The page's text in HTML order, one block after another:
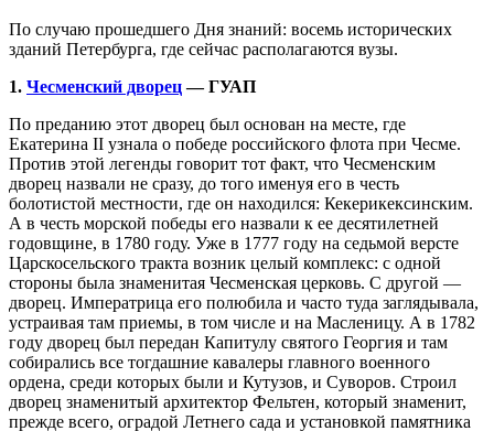
По случаю прошедшего Дня знаний: восемь исторических
зданий Петербурга, где сейчас располагаются вузы.
1. Чесменский дворец— ГУАП
По преданию этот дворец был основан на месте, где
Екатерина II узнала о победе российского флота при Чесме.
Против этой легенды говорит тот факт, что Чесменским
дворец назвали не сразу, до того именуя его в честь
болотистой местности, где он находился: Кекерикексинским.
А в честь морской победы его назвали к ее десятилетней
годовщине, в 1780 году. Уже в 1777 году на седьмой версте
Царскосельского тракта возник целый комплекс: с одной
стороны была знаменитая Чесменская церковь. С другой —
дворец. Императрица его полюбила и часто туда заглядывала,
устраивая там приемы, в том числе и на Масленицу. А в 1782
году дворец был передан Капитулу святого Георгия и там
собирались все тогдашние кавалеры главного военного
ордена, среди которых были и Кутузов, и Суворов. Строил
дворец знаменитый архитектор Фельтен, который знаменит,
прежде всего, оградой Летнего сада и установкой памятника